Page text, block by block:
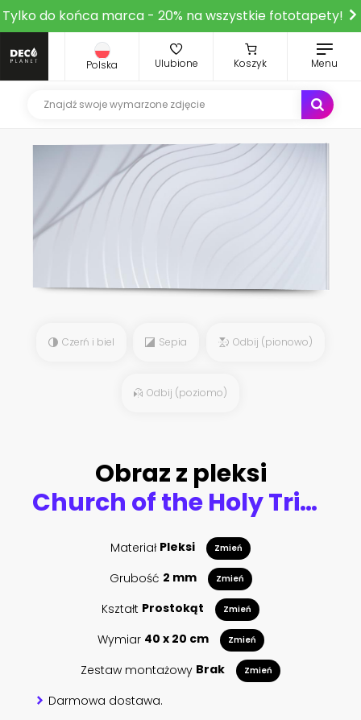
Tylko do końca marca - 20% na wszystkie fototapety!
Polska Ulubione Koszyk Menu
Czerń i biel Sepia Odbij (pionowo)
Odbij (poziomo)
Obraz z pleksi
Church of the Holy Trinity - Kisha e Shen Triadhes is a medieval Byzantine church in Berat, Albania
Materiał Pleksi Zmień
Grubość 2 mm Zmień
Kształt Prostokąt Zmień
Wymiar 40 x 20 cm Zmień
Zestaw montażowy Brak Zmień
Darmowa dostawa.